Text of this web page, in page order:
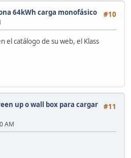
#10
64kWh carga monofásico
el catálogo de su web, el Klass
#11
up o wall box para cargar
AM